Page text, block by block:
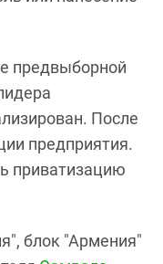
предвыборной
После
предприятия.
приватизацию
блок "Армения"